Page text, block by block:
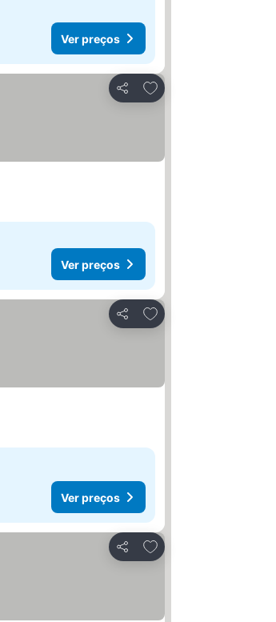
Ver preços
Partilhar
Adicionar aos favoritos
Ver preços
Partilhar
Adicionar aos favoritos
Ver preços
Partilhar
Adicionar aos favoritos